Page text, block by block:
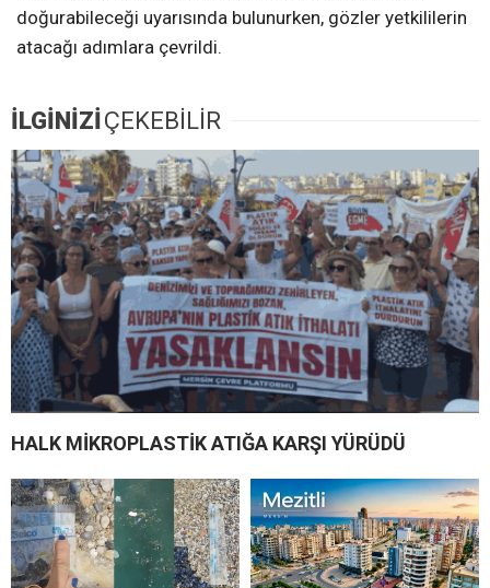
doğurabileceği uyarısında bulunurken, gözler yetkililerin
atacağı adımlara çevrildi.
İLGİNİZİÇEKEBİLİR
HALK MİKROPLASTİK ATIĞA KARŞI YÜRÜDÜ